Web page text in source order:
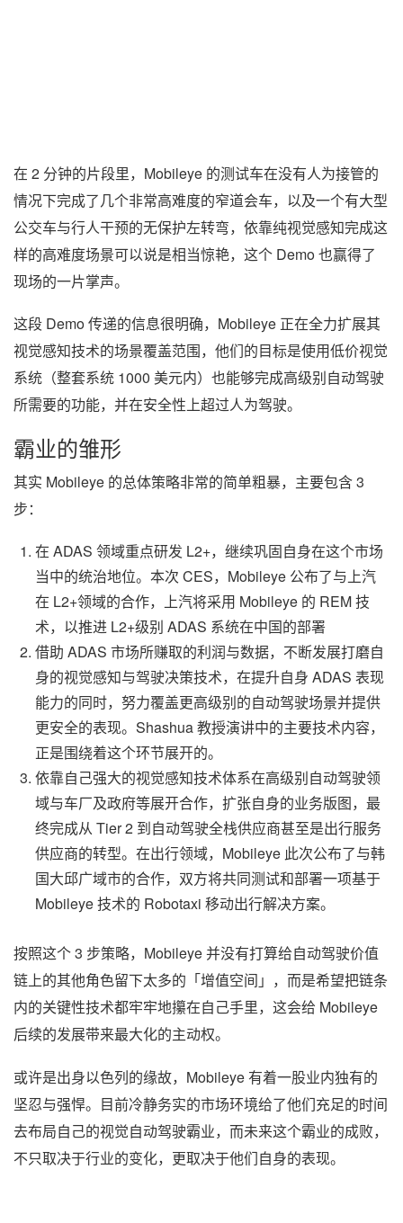
在 2 分钟的片段里，Mobileye 的测试车在没有人为接管的
情况下完成了几个非常高难度的窄道会车，以及一个有大型
公交车与行人干预的无保护左转弯，依靠纯视觉感知完成这
样的高难度场景可以说是相当惊艳，这个 Demo 也赢得了
现场的一片掌声。
这段 Demo 传递的信息很明确，Mobileye 正在全力扩展其
视觉感知技术的场景覆盖范围，他们的目标是使用低价视觉
系统（整套系统 1000 美元内）也能够完成高级别自动驾驶
所需要的功能，并在安全性上超过人为驾驶。
霸业的雏形
其实 Mobileye 的总体策略非常的简单粗暴，主要包含 3
步：
在 ADAS 领域重点研发 L2+，继续巩固自身在这个市场
当中的统治地位。本次 CES，Mobileye 公布了与上汽
在 L2+领域的合作，上汽将采用 Mobileye 的 REM 技
术，以推进 L2+级别 ADAS 系统在中国的部署
借助 ADAS 市场所赚取的利润与数据，不断发展打磨自
身的视觉感知与驾驶决策技术，在提升自身 ADAS 表现
能力的同时，努力覆盖更高级别的自动驾驶场景并提供
更安全的表现。Shashua 教授演讲中的主要技术内容，
正是围绕着这个环节展开的。
依靠自己强大的视觉感知技术体系在高级别自动驾驶领
域与车厂及政府等展开合作，扩张自身的业务版图，最
终完成从 Tier 2 到自动驾驶全栈供应商甚至是出行服务
供应商的转型。在出行领域，Mobileye 此次公布了与韩
国大邱广域市的合作，双方将共同测试和部署一项基于
Mobileye 技术的 Robotaxi 移动出行解决方案。
按照这个 3 步策略，Mobileye 并没有打算给自动驾驶价值
链上的其他角色留下太多的「增值空间」，而是希望把链条
内的关键性技术都牢牢地攥在自己手里，这会给 Mobileye
后续的发展带来最大化的主动权。
或许是出身以色列的缘故，Mobileye 有着一股业内独有的
坚忍与强悍。目前冷静务实的市场环境给了他们充足的时间
去布局自己的视觉自动驾驶霸业，而未来这个霸业的成败，
不只取决于行业的变化，更取决于他们自身的表现。